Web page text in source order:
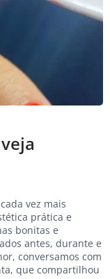
vez mais
prática e
bonitas e
antes, durante e
conversamos com
que compartilhou